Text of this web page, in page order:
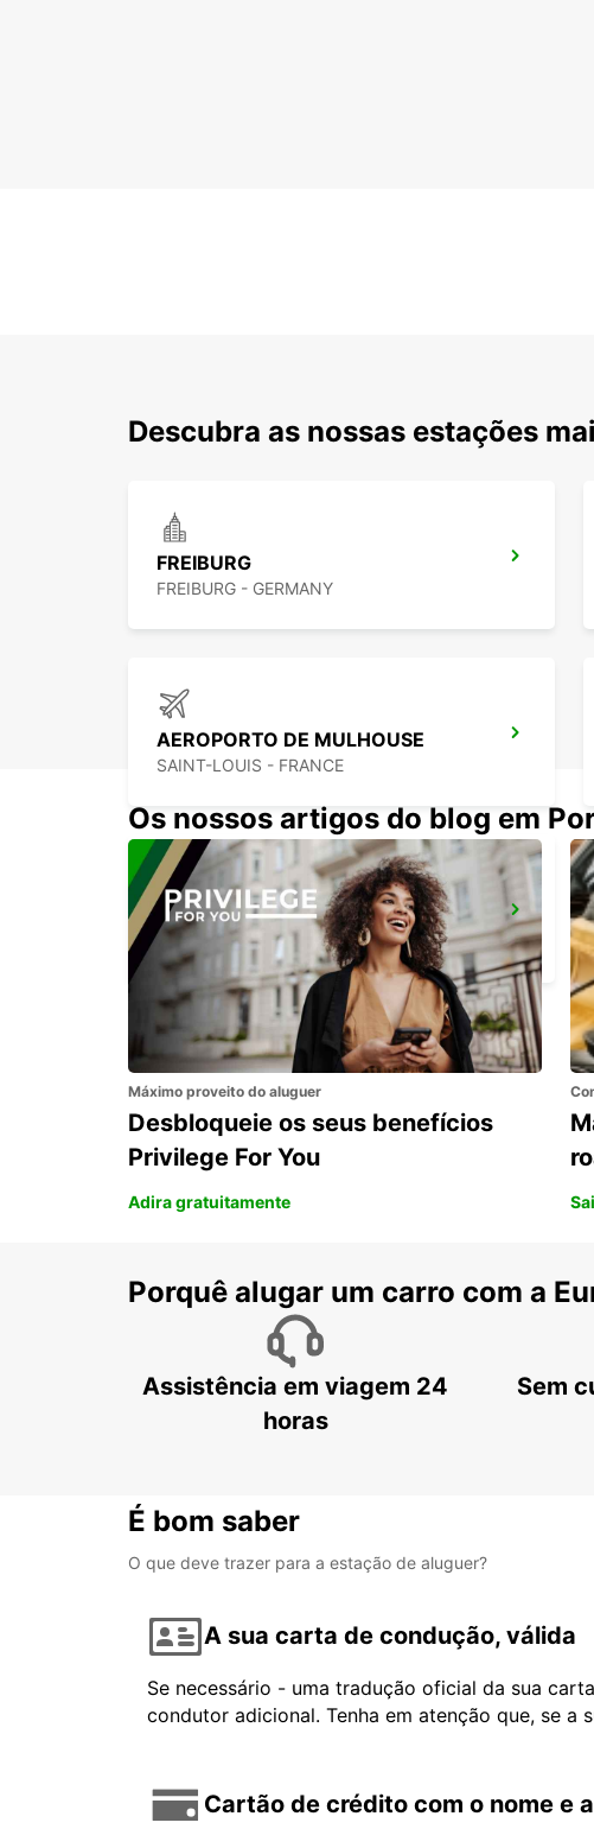
Descubra as nossas estações
FREIBURG
FREIBURG - GERMANY
AEROPORTO DE MULHOUSE
SAINT-LOUIS - FRANCE
BASEL, MAIN STN.
BASEL - SWITZERLAND
Os nossos artigos do blog em
Máximo proveito do aluguer
Desbloqueie os seus benefícios
Privilege For You
Adira gratuitamente
Porquê alugar um carro com a
Assistência em viagem 24
horas
Sem
É bom saber
O que deve trazer para a estação de aluguer?
A sua carta de condução, válida
Se necessário - uma tradução oficial da sua
condutor adicional. Tenha em atenção que, se
Cartão de crédito com o nome e